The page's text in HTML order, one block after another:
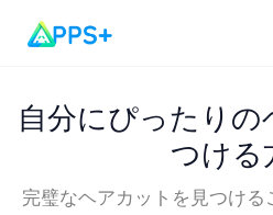
自分にぴったり
つける
完璧なヘアカットを見つけ